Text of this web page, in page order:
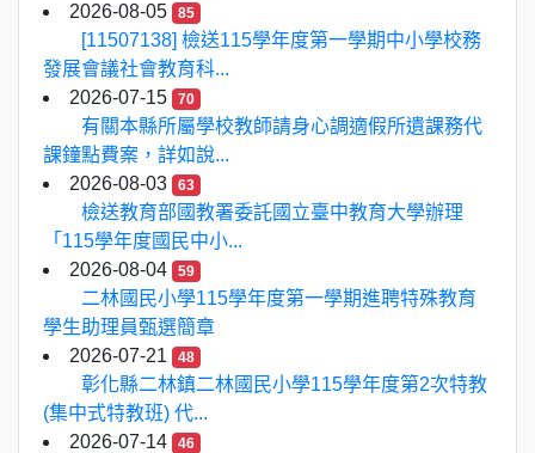
2026-08-05
85
[11507138] 檢送115學年度第一學期中小學校務
發展會議社會教育科...
2026-07-15
70
有關本縣所屬學校教師請身心調適假所遺課務代
課鐘點費案，詳如說...
2026-08-03
63
檢送教育部國教署委託國立臺中教育大學辦理
「115學年度國民中小...
2026-08-04
59
二林國民小學115學年度第一學期進聘特殊教育
學生助理員甄選簡章
2026-07-21
48
彰化縣二林鎮二林國民小學115學年度第2次特教
(集中式特教班) 代...
2026-07-14
46